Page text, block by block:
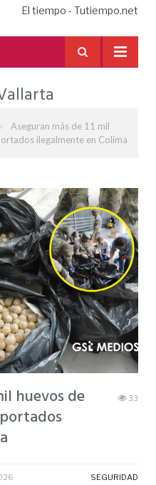
El tiempo - Tutiempo.net
»
Aseguran más de 11 mil
ilegalmente en Colima
huevos de
33
SEGURIDAD